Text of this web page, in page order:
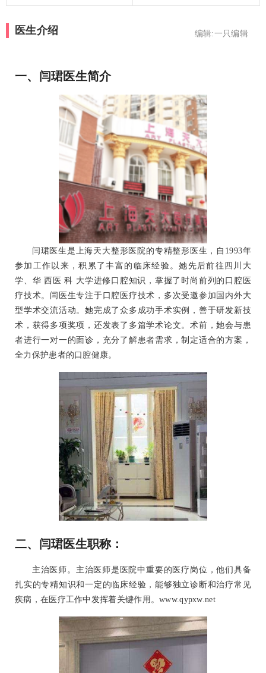
医生介绍 编辑:一只编辑
一、闫珺医生简介
闫珺医生是上海天大整形医院的专精整形医生，自1993年
参加工作以来，积累了丰富的临床经验。她先后前往四川大
学、华 西医 科 大学进修口腔知识，掌握了时尚前列的口腔医
疗技术。闫医生专注于口腔医疗技术，多次受邀参加国内外大
型学术交流活动。她完成了众多成功手术实例，善于研发新技
术，获得多项奖项，还发表了多篇学术论文。术前，她会与患
者进行一对一的面诊，充分了解患者需求，制定适合的方案，
全力保护患者的口腔健康。
二、闫珺医生职称：
主治医师。主治医师是医院中重要的医疗岗位，他们具备
扎实的专精知识和一定的临床经验，能够独立诊断和治疗常见
疾病，在医疗工作中发挥着关键作用。www.qypxw.net